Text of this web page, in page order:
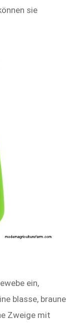
sie
ein,
blasse, braune
Zweige mit